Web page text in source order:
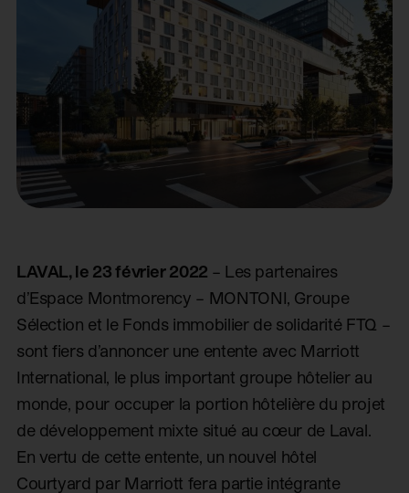
LAVAL, le 23 février 2022 – Les partenaires
d’Espace Montmorency – MONTONI, Groupe
Sélection et le Fonds immobilier de solidarité FTQ –
sont fiers d’annoncer une entente avec Marriott
International, le plus important groupe hôtelier au
monde, pour occuper la portion hôtelière du projet
de développement mixte situé au cœur de Laval.
En vertu de cette entente, un nouvel hôtel
Courtyard par Marriott fera partie intégrante